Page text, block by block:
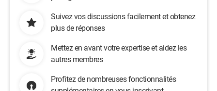
Suivez vos discussions facilement et obtenez
plus de réponses
Mettez en avant votre expertise et aidez les
autres membres
Profitez de nombreuses fonctionnalités